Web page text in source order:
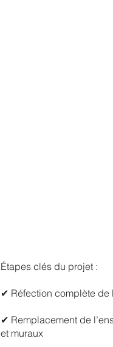
Étapes clés du projet :
✔ Réfection complète de
✔ Remplacement de
et muraux